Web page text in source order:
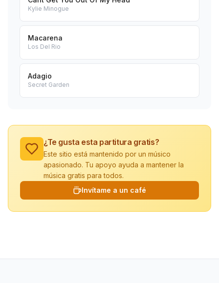
Kylie Minogue
Macarena
Los Del Rio
Adagio
Secret Garden
¿Te gusta esta partitura gratis?
Este sitio está mantenido por un músico
apasionado. Tu apoyo ayuda a mantener la
música gratis para todos.
Invítame a un café